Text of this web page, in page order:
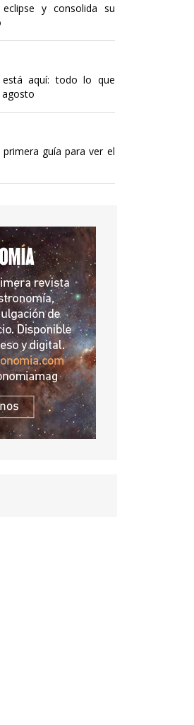
y consolida su
está aquí: todo lo que
agosto
guía para ver el